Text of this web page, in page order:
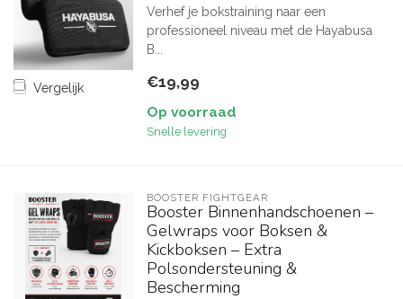
Vergelijk
Verhef je bokstraining naar een
professioneel niveau met de Hayabusa
B...
€19,99
Op voorraad
Snelle levering
BOOSTER FIGHTGEAR
Booster Binnenhandschoenen –
Gelwraps voor Boksen &
Kickboksen – Extra
Polsondersteuning &
Bescherming